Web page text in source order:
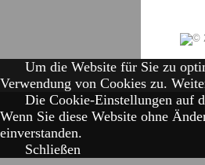
Um die Website für Sie zu
Verwendung von Cookies zu.
Die Cookie-Einstellungen auf
Wenn Sie diese Website ohne
einverstanden.
Schließen